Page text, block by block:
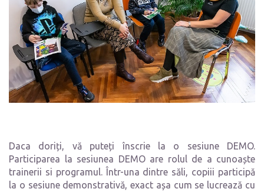
Daca doriți, vă puteți înscrie la o sesiune DEMO.
Participarea la sesiunea DEMO are rolul de a cunoaște
trainerii si programul. Într-una dintre săli, copiii participă
la o sesiune demonstrativă, exact așa cum se lucrează cu